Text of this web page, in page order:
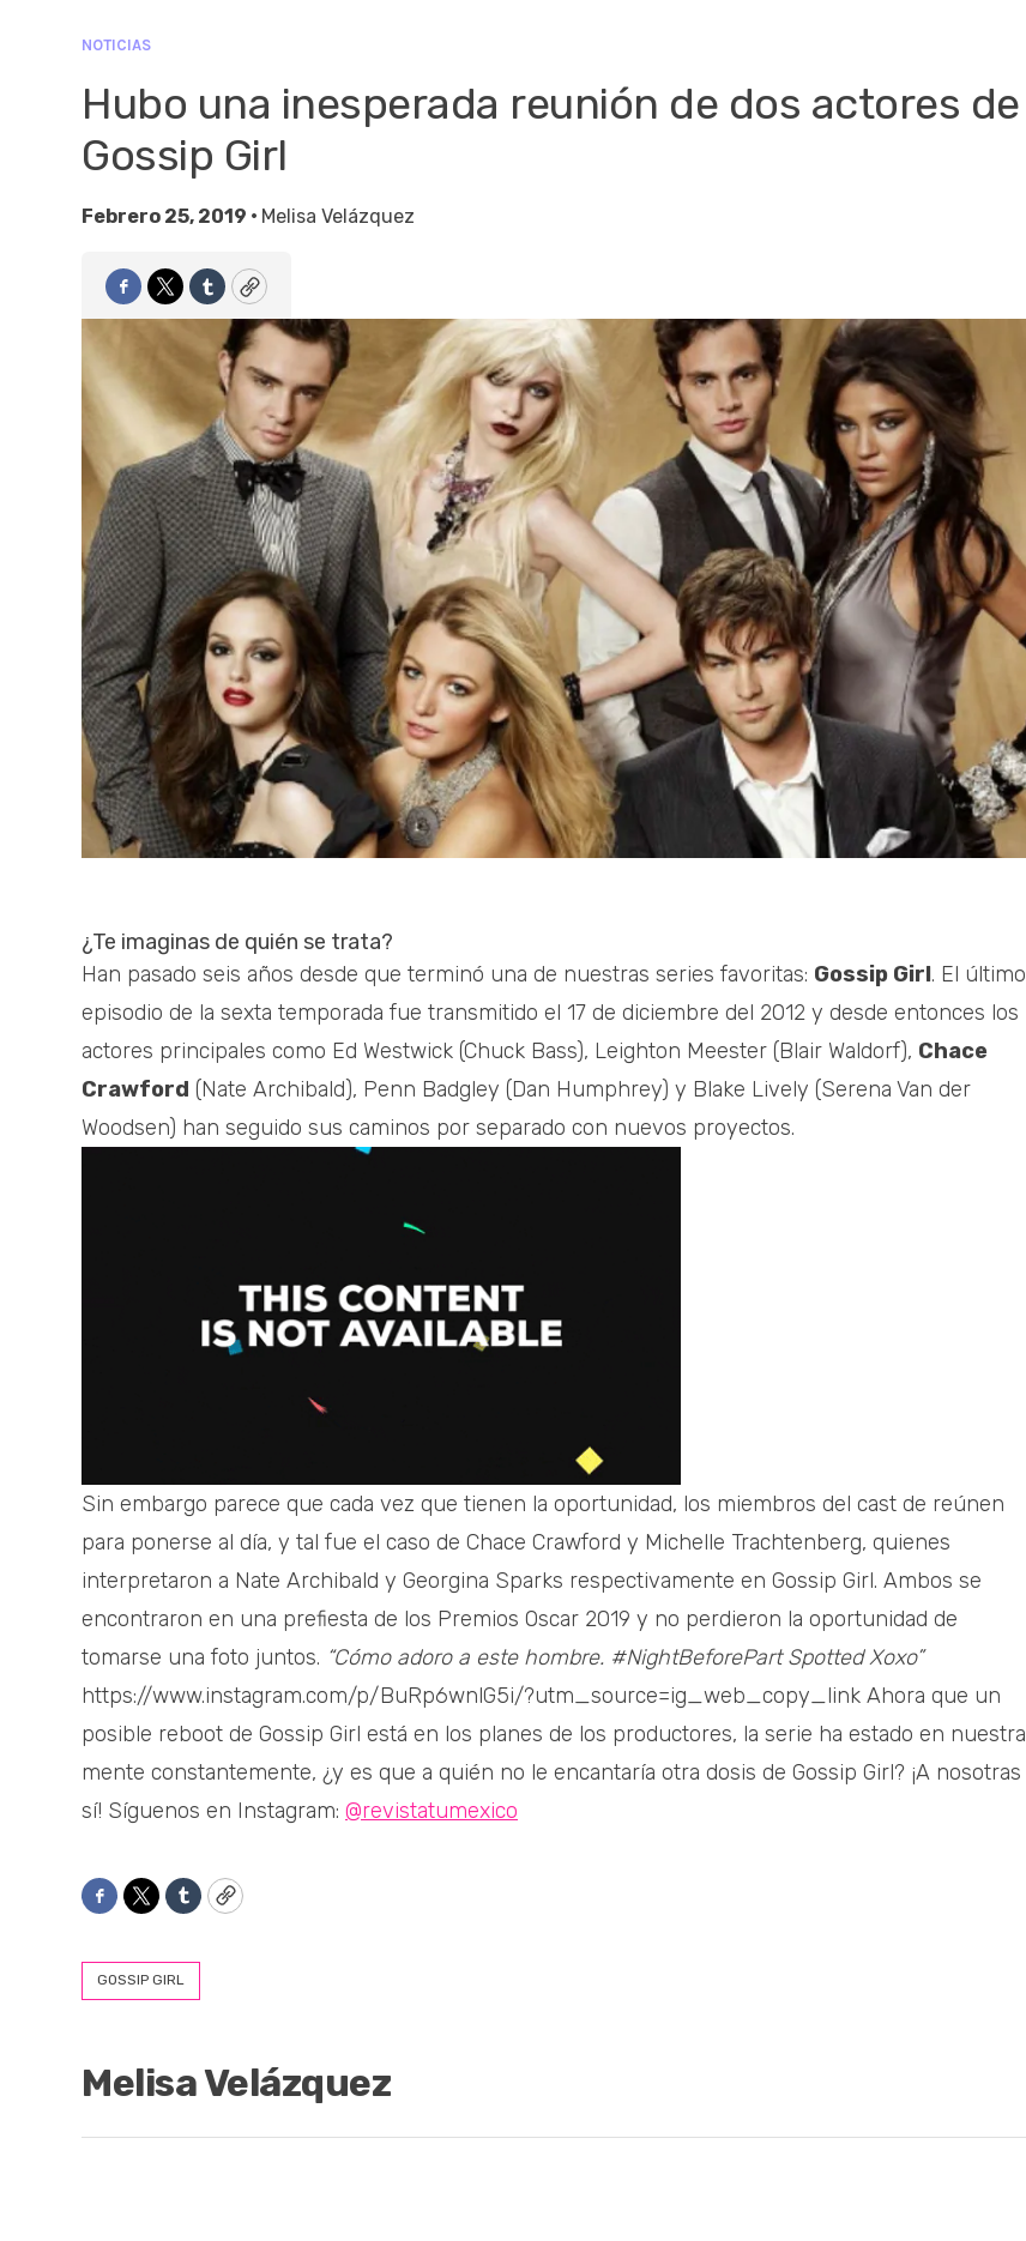
NOTICIAS
Hubo una inesperada reunión de dos actores de
Gossip Girl
Febrero 25, 2019 • Melisa Velázquez
Facebook
TwitterTumblrCopy
¿Te imaginas de quién se trata?
Han pasado seis años desde que terminó una de nuestras series favoritas: Gossip Girl. El último
episodio de la sexta temporada fue transmitido el 17 de diciembre del 2012 y desde entonces los
actores principales como Ed Westwick (Chuck Bass), Leighton Meester (Blair Waldorf), Chace
Crawford (Nate Archibald), Penn Badgley (Dan Humphrey) y Blake Lively (Serena Van der
Woodsen) han seguido sus caminos por separado con nuevos proyectos.
Sin embargo parece que cada vez que tienen la oportunidad, los miembros del cast de reúnen
para ponerse al día, y tal fue el caso de Chace Crawford y Michelle Trachtenberg, quienes
interpretaron a Nate Archibald y Georgina Sparks respectivamente en Gossip Girl. Ambos se
encontraron en una prefiesta de los Premios Oscar 2019 y no perdieron la oportunidad de
tomarse una foto juntos. “Cómo adoro a este hombre. #NightBeforePart Spotted Xoxo”
https://www.instagram.com/p/BuRp6wnlG5i/?utm_source=ig_web_copy_link Ahora que un
posible reboot de Gossip Girl está en los planes de los productores, la serie ha estado en nuestra
mente constantemente, ¿y es que a quién no le encantaría otra dosis de Gossip Girl? ¡A nosotras
sí! Síguenos en Instagram: @revistatumexico
Facebook
TwitterTumblrCopy
GOSSIP GIRL
Melisa Velázquez